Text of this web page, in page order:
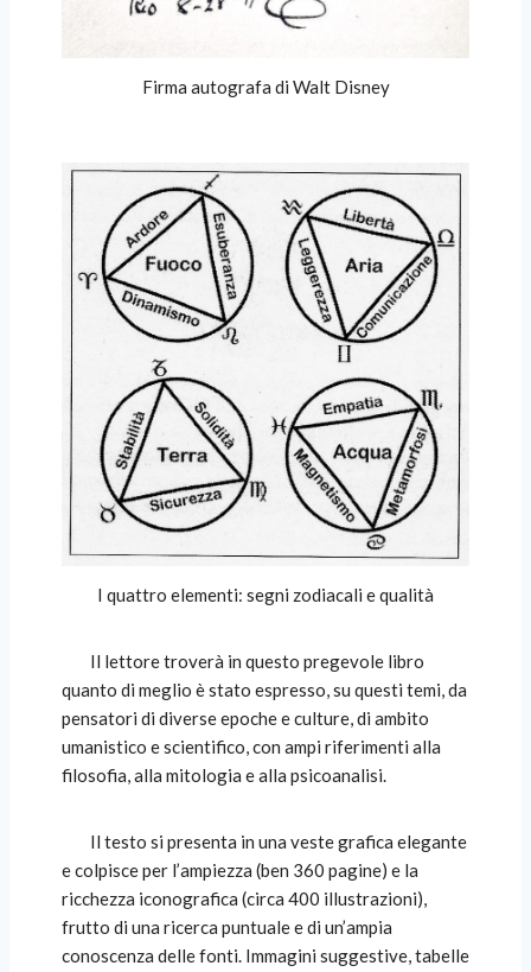
Firma autografa di Walt Disney
I quattro elementi: segni zodiacali e qualità
Il lettore troverà in questo pregevole libro
quanto di meglio è stato espresso, su questi temi, da
pensatori di diverse epoche e culture, di ambito
umanistico e scientifico, con ampi riferimenti alla
filosofia, alla mitologia e alla psicoanalisi.
Il testo si presenta in una veste grafica elegante
e colpisce per l’ampiezza (ben 360 pagine) e la
ricchezza iconografica (circa 400 illustrazioni),
frutto di una ricerca puntuale e di un’ampia
conoscenza delle fonti. Immagini suggestive, tabelle